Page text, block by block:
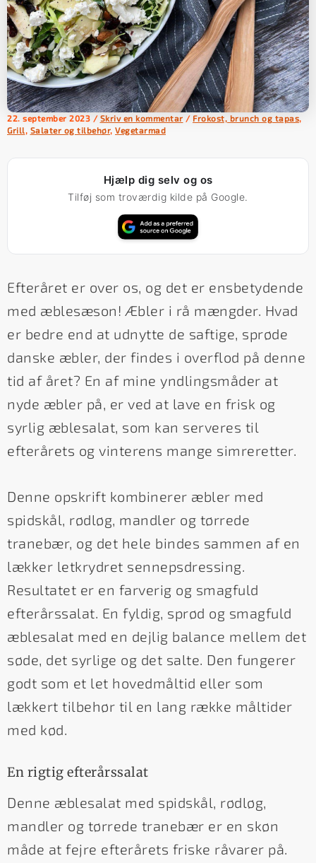
22. september 2023 / Skriv en kommentar / Frokost, brunch og tapas
Grill
Salater og tilbehør, Vegetarmad
Hjælp dig selv og os
Tilføj som troværdig kilde på Google.
Efteråret er over os, og det er ensbetydende
med æblesæson! Æbler i rå mængder. Hvad
er bedre end at udnytte de saftige, sprøde
danske æbler, der findes i overflod på denne
tid af året? En af mine yndlingsmåder at
nyde æbler på, er ved at lave en frisk og
syrlig æblesalat, som kan serveres til
efterårets og vinterens mange simreretter.
Denne opskrift kombinerer æbler med
spidskål, rødløg, mandler og tørrede
tranebær, og det hele bindes sammen af en
lækker letkrydret sennepsdressing.
Resultatet er en farverig og smagfuld
efterårssalat. En fyldig, sprød og smagfuld
æblesalat med en dejlig balance mellem det
søde, det syrlige og det salte. Den fungerer
godt som et let hovedmåltid eller som
lækkert tilbehør til en lang række måltider
med kød.
En rigtig efterårssalat
Denne æblesalat med spidskål, rødløg,
mandler og tørrede tranebær er en skøn
måde at fejre efterårets friske råvarer på.